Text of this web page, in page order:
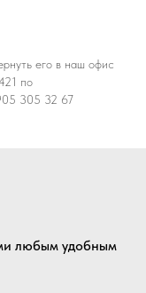
его в наш офис
по
305 32 67
любым удобным